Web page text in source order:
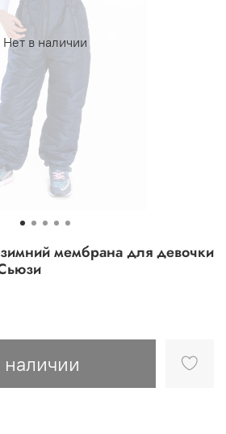
Нет в наличии
мембрана для девочки
наличии